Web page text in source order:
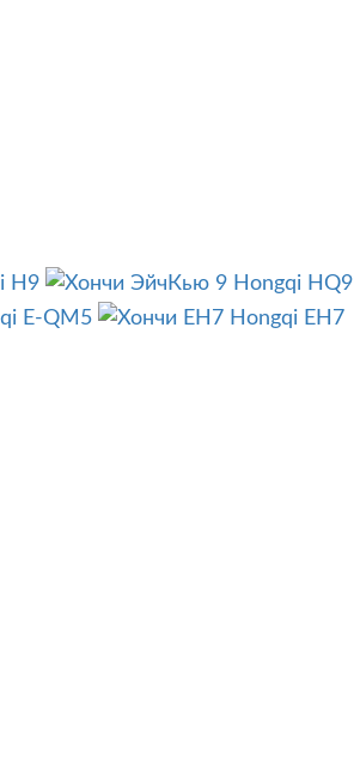
H9
Hongqi HQ9
E-QM5
Hongqi EH7